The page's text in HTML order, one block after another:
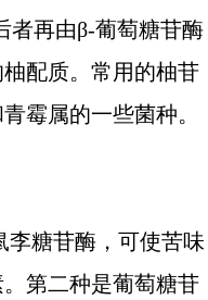
者再由β-葡萄糖苷酶
配质。常用的柚苷
霉属的一些菌种。
糖苷酶，可使苦味
第二种是葡萄糖苷